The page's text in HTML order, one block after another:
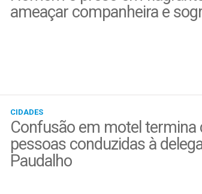
ameaçar companheira e
CIDADES
Confusão em motel termina
pessoas conduzidas à
Paudalho